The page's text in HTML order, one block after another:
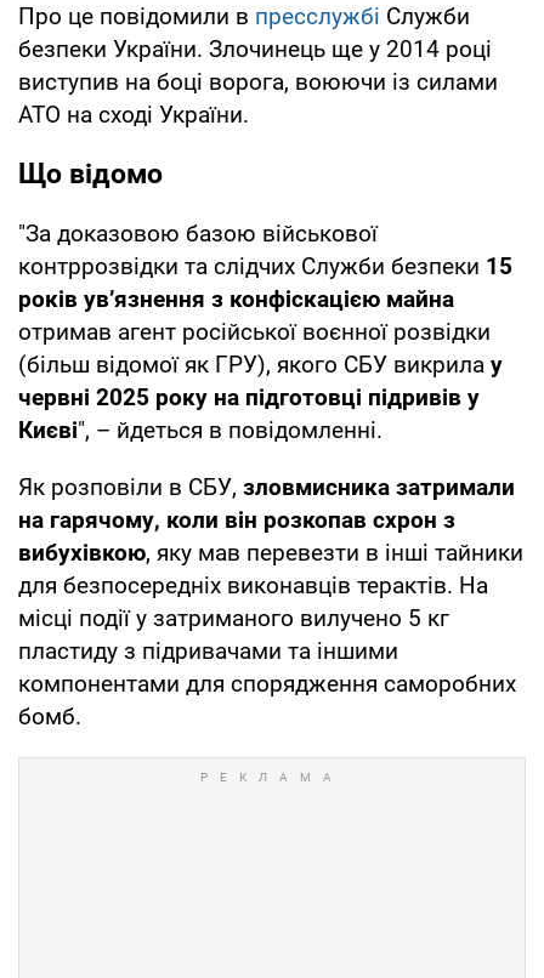
Про це повідомили в пресслужбі Служби
безпеки України. Злочинець ще у 2014 році
виступив на боці ворога, воюючи із силами
АТО на сході України.
Що відомо
"За доказовою базою військової
контррозвідки та слідчих Служби безпеки 15
років ув’язнення з конфіскацією майна
отримав агент російської воєнної розвідки
(більш відомої як ГРУ), якого СБУ викрила у
червні 2025 року на підготовці підривів у
Києві", – йдеться в повідомленні.
Як розповіли в СБУ, зловмисника затримали
на гарячому, коли він розкопав схрон з
вибухівкою, яку мав перевезти в інші тайники
для безпосередніх виконавців терактів. На
місці події у затриманого вилучено 5 кг
пластиду з підривачами та іншими
компонентами для спорядження саморобних
бомб.